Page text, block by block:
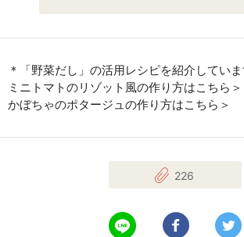
＊「野菜だし」の活用レシピを紹介していま
ミニトマトのリゾット風の作り方はこちら＞
かぼちゃのポタージュの作り方はこちら＞
226
LINEで送る